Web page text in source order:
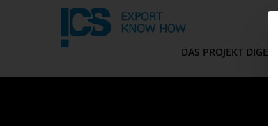
DAS PROJEKT DIGEM